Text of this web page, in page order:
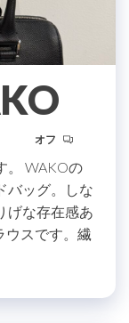
オフ
。 WAKOの
バッグ。しな
げな存在感あ
ウスです。繊